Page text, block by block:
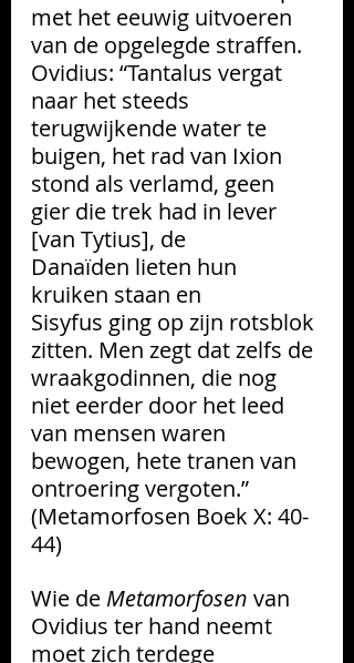
met het eeuwig uitvoeren
van de opgelegde straffen.
Ovidius: “Tantalus vergat
naar het steeds
terugwijkende water te
buigen, het rad van Ixion
stond als verlamd, geen
gier die trek had in lever
[van Tytius], de
Danaïden lieten hun
kruiken staan en
Sisyfus ging op zijn rotsblok
zitten. Men zegt dat zelfs de
wraakgodinnen, die nog
niet eerder door het leed
van mensen waren
bewogen, hete tranen van
ontroering vergoten.”
(Metamorfosen Boek X: 40-
44)
Wie de Metamorfosen van
Ovidius ter hand neemt
moet zich terdege